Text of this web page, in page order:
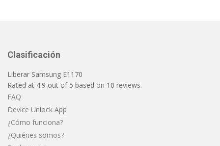
Clasificación
Liberar Samsung E1170
Rated at 4.9 out of 5 based on 10 reviews.
FAQ
Device Unlock App
¿Cómo funciona?
¿Quiénes somos?